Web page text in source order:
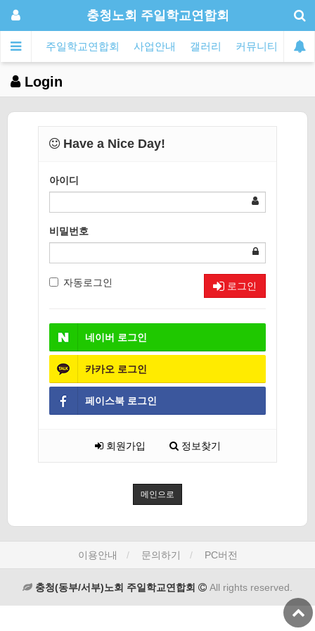
충청노회 주일학교연합회
주일학교연합회 사업안내 갤러리 커뮤니티
Login
Have a Nice Day!
아이디
비밀번호
자동로그인 로그인
네이버 로그인
카카오 로그인
페이스북 로그인
회원가입 정보찾기
메인으로
이용안내 문의하기 PC버전
충청(동부/서부)노회 주일학교연합회 All rights reserved.